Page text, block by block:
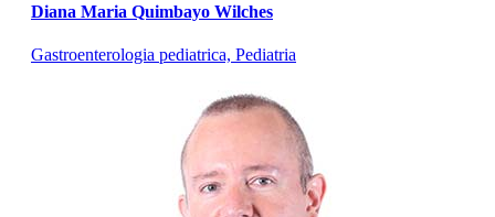
Diana Maria Quimbayo Wilches
Gastroenterologia pediatrica, Pediatria